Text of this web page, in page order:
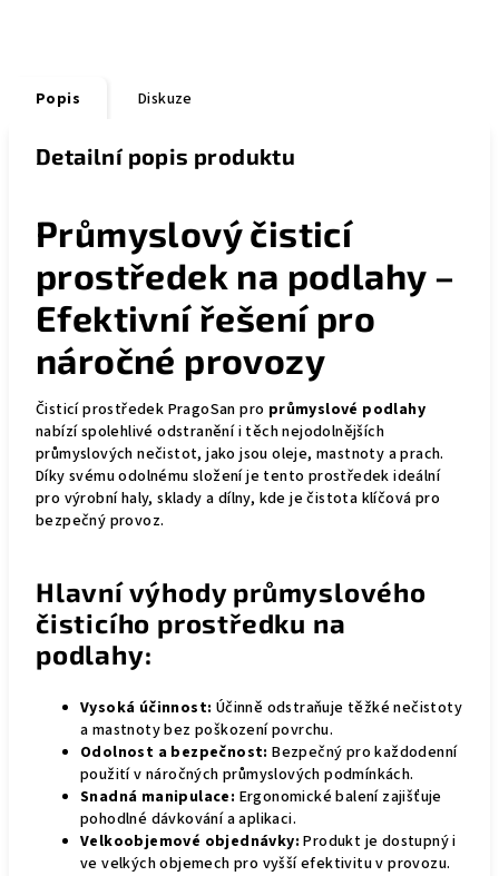
Popis Diskuze
Detailní popis produktu
Průmyslový čisticí
prostředek na podlahy –
Efektivní řešení pro
náročné provozy
Čisticí prostředek PragoSan pro průmyslové podlahy
nabízí spolehlivé odstranění i těch nejodolnějších
průmyslových nečistot, jako jsou oleje, mastnoty a prach.
Díky svému odolnému složení je tento prostředek ideální
pro výrobní haly, sklady a dílny, kde je čistota klíčová pro
bezpečný provoz.
Hlavní výhody průmyslového
čisticího prostředku na
podlahy:
Vysoká účinnost: Účinně odstraňuje těžké nečistoty
a mastnoty bez poškození povrchu.
Odolnost a bezpečnost: Bezpečný pro každodenní
použití v náročných průmyslových podmínkách.
Snadná manipulace: Ergonomické balení zajišťuje
pohodlné dávkování a aplikaci.
Velkoobjemové objednávky: Produkt je dostupný i
ve velkých objemech pro vyšší efektivitu v provozu.